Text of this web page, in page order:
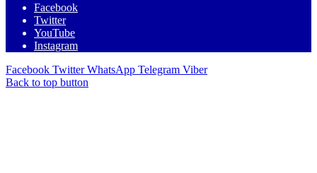
Facebook
Twitter
YouTube
Instagram
Facebook Twitter WhatsApp Telegram Viber
Back to top button